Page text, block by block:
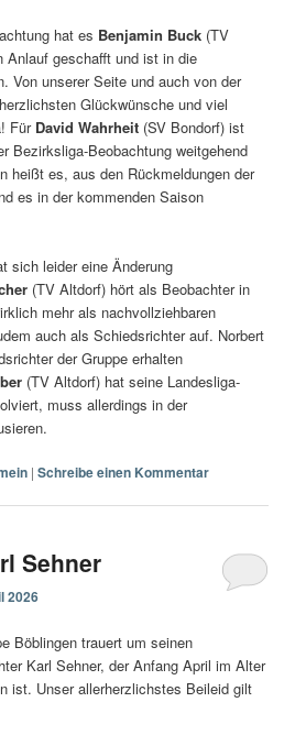
hat es Benjamin Buck (TV
Anlauf geschafft und ist in die
Von unserer Seite und auch von der
Glückwünsche und viel
Für David Wahrheit (SV Bondorf) ist
Bezirksliga-Beobachtung weitgehend
heißt es, aus den Rückmeldungen der
es in der kommenden Saison
sich leider eine Änderung
(TV Altdorf) hört als Beobachter in
mehr als nachvollziehbaren
auch als Schiedsrichter auf. Norbert
der Gruppe erhalten
(TV Altdorf) hat seine Landesliga-
muss allerdings in der
|Schreibe einen Kommentar
Sehner
2026
Böblingen trauert um seinen
Karl Sehner, der Anfang April im Alter
ist. Unser allerherzlichstes Beileid gilt